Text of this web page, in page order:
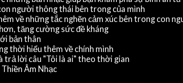
người thông thái bên trong của mình
về những tắc nghẽn cảm xúc bên trong con
tăng cường sức đề kháng
bản thân
thời hiểu thêm về chính mình
trả lời câu "Tôi là ai" theo thời gian
Âm Nhạc